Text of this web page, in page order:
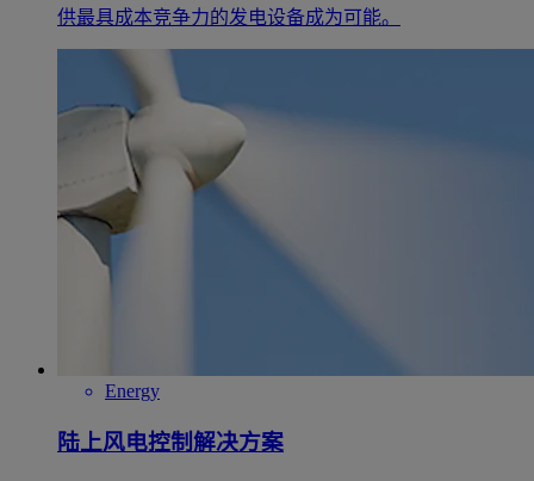
供最具成本竞争力的发电设备成为可能。
Energy
陆上风电控制解决方案